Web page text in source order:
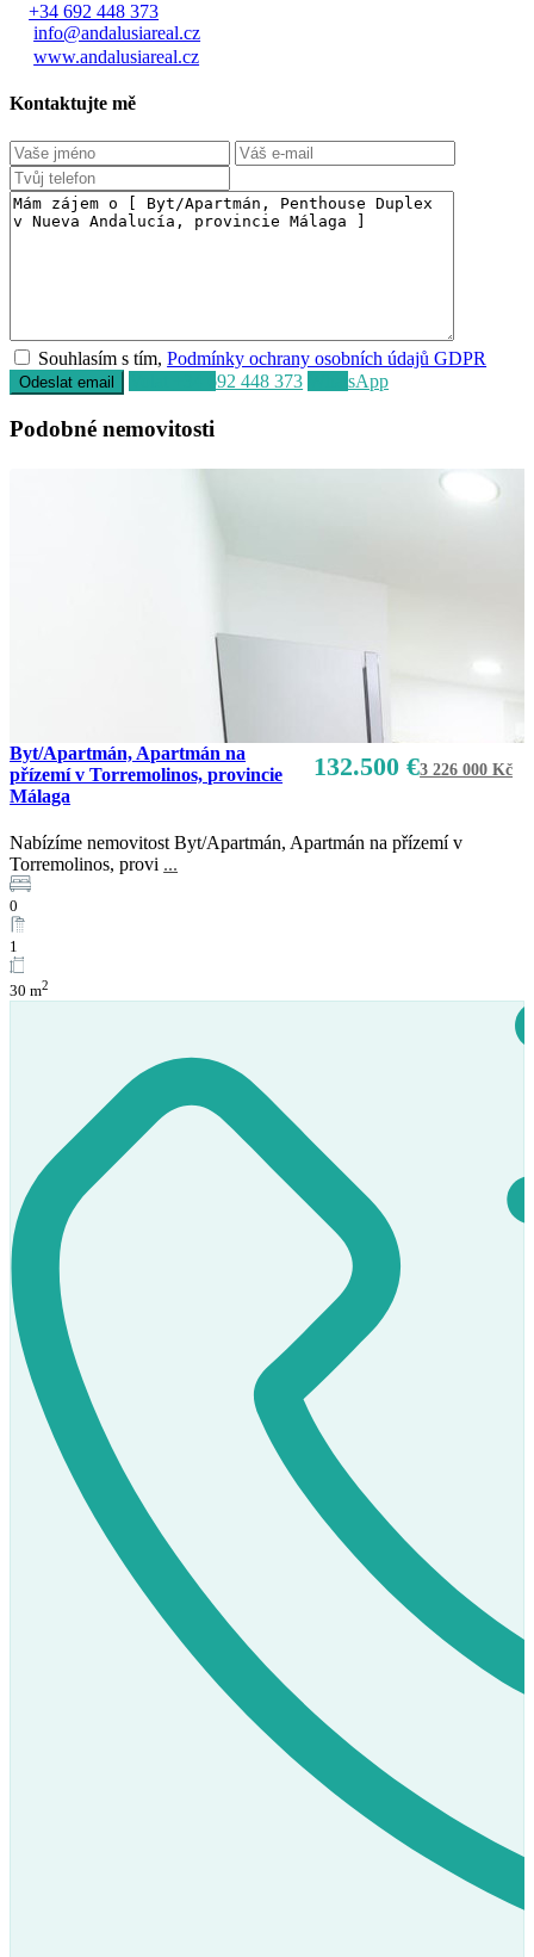
+34 692 448 373
info@andalusiareal.cz
www.andalusiareal.cz
Kontaktujte mě
Souhlasím s tím,Podmínky ochrany osobních údajů GDPR
+34 692 448 373 WhatsApp
Podobné nemovitosti
132.500 €3 226 000 Kč
Byt/Apartmán, Apartmán na
přízemí v Torremolinos, provincie
Málaga
Nabízíme nemovitost Byt/Apartmán, Apartmán na přízemí v
Torremolinos, provi ...
0
1
30 m2